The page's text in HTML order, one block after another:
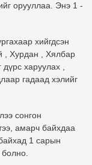
орууллаа. Энэ 1 -
хийгдсэн
, Хурдан , Хялбар
харуулах ,
гадаад хэлийг
сонгон
амарч байхдаа
1 сарын